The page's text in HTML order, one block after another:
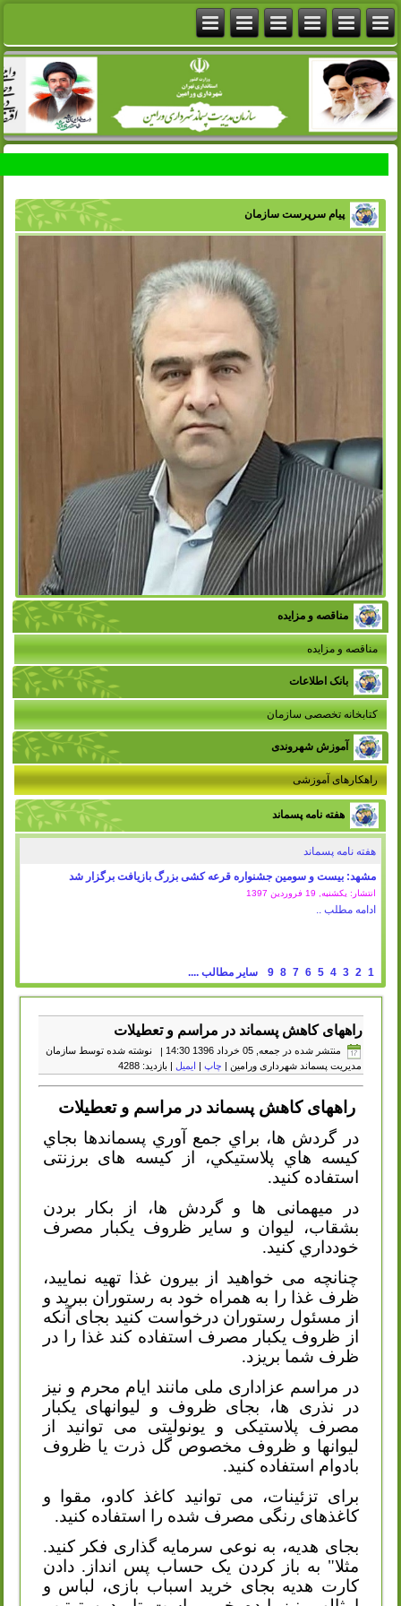
پیام سرپرست سازمان
مناقصه و مزایده
مناقصه و مزایده
بانک اطلاعات
کتابخانه تخصصی سازمان
آموزش شهروندی
راهکارهای آموزشی
هفته نامه پسماند
هفته نامه پسماند
مشهد: بیست و سومین جشنواره قرعه کشی بزرگ بازیافت برگزار شد
انتشار: یکشنبه, 19 فروردين 1397
ادامه مطلب ..
1
2
3
4
5
6
7
8
9 سایر مطالب ....
راههای کاهش پسماند در مراسم و تعطیلات
منتشر شده در جمعه, 05 خرداد 1396 14:30 |
نوشته شده توسط سازمان
مدیریت پسماند شهرداری ورامین | چاپ | ایمیل | بازدید: 4288
راههای کاهش پسماند در مراسم و تعطیلات
در گردش ها، براي جمع آوري پسماندها بجاي
كيسه هاي پلاستيكي، از کیسه های برزنتی
استفاده كنيد.
در میهمانی ها و گردش ها، از بكار بردن
بشقاب، لیوان و سایر ظروف يكبار مصرف
خودداري كنيد.
چنانچه می خواهید از بیرون غذا تهیه نمایید،
ظرف غذا را به همراه خود به رستوران ببرید و
از مسئول رستوران درخواست کنید بجای آنکه
از ظروف یکبار مصرف استفاده کند غذا را در
ظرف شما بریزد.
در مراسم عزاداری ملی مانند ایام محرم و نیز
در نذری ها، بجای ظروف و لیوانهای یکبار
مصرف پلاستیکی و یونولیتی می توانید از
لیوانها و ظروف مخصوص گل ذرت یا ظروف
بادوام استفاده كنيد.
برای تزئینات، می توانید کاغذ کادو، مقوا و
کاغذهای رنگی مصرف شده را استفاده کنید.
بجای هدیه، به نوعی سرمایه گذاری فکر کنید.
مثلا" به باز کردن یک حساب پس انداز. دادن
کارت هدیه بجای خرید اسباب بازی، لباس و